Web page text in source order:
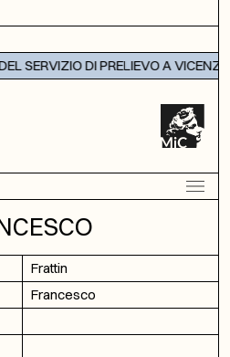
SERVIZIO DI PRELIEVO A VICENZA
Frattin
Francesco